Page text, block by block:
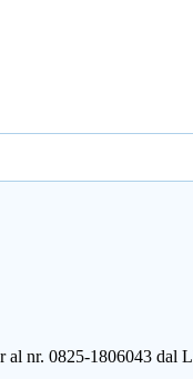
al nr. 0825-1806043